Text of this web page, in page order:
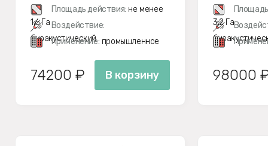
Площадь действия: не менее
1,6 Га Воздействие:
биоакустический
Применение: промышленное
74200 ₽ В корзину
3,2 Га
98000